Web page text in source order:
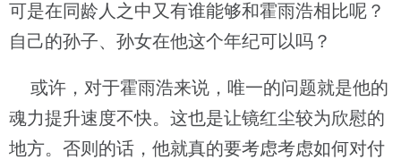
可是在同龄人之中又有谁能够和霍雨浩相比呢？
自己的孙子、孙女在他这个年纪可以吗？
或许，对于霍雨浩来说，唯一的问题就是他的
魂力提升速度不快。这也是让镜红尘较为欣慰的
地方。否则的话，他就真的要考虑考虑如何对付